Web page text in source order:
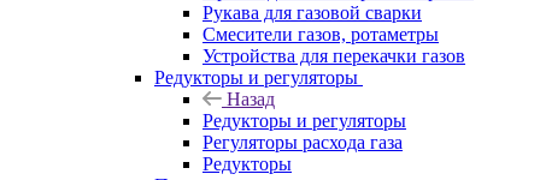
Рукава для газовой сварки
Смесители газов, ротаметры
Устройства для перекачки газов
Редукторы и регуляторы
Назад
Редукторы и регуляторы
Регуляторы расхода газа
Редукторы